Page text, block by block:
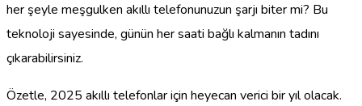
her şeyle meşgulken akıllı telefonunuzun şarjı biter mi? Bu
teknoloji sayesinde, günün her saati bağlı kalmanın tadını
çıkarabilirsiniz.
Özetle, 2025 akıllı telefonlar için heyecan verici bir yıl olacak.